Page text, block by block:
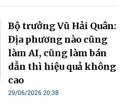
Bộ trưởng Vũ Hải Quân:
Địa phương nào cũng
làm AI, cũng làm bán
dẫn thì hiệu quả không
cao
29/06/2026 20:38